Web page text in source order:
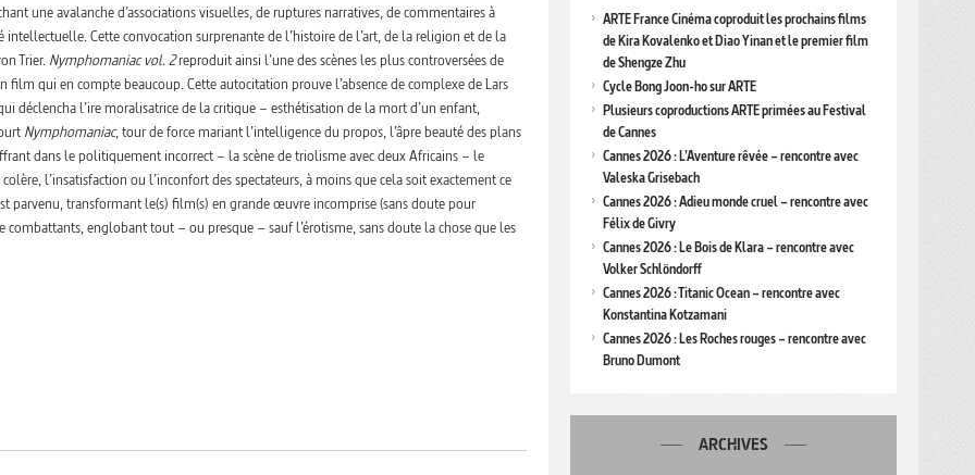
une avalanche d’associations visuelles, de ruptures narratives, de commentaires à
Cette convocation surprenante de l’histoire de l’art, de la religion et de la
Trier. Nymphomaniac vol. 2reproduit ainsi l’une des scènes les plus controversées de
qui en compte beaucoup. Cette autocitation prouve l’absence de complexe de Lars
déclencha l’ire moralisatrice de la critique – esthétisation de la mort d’un enfant,
Nymphomaniac, tour de force mariant l’intelligence du propos, l’âpre beauté des plans
dans le politiquement incorrect – la scène de triolisme avec deux Africains – le
l’insatisfaction ou l’inconfort des spectateurs, à moins que cela soit exactement ce
parvenu, transformant le(s) film(s) en grande œuvre incomprise (sans doute pour
englobant tout – ou presque – sauf l’érotisme, sans doute la chose que les
ARTE France Cinéma coproduit les prochains films
de Kira Kovalenko et Diao Yinan et le premier film
de Shengze Zhu
Cycle Bong Joon-ho sur ARTE
Plusieurs coproductions ARTE primées au Festival
de Cannes
Cannes 2026 : L’Aventure rêvée – rencontre avec
Valeska Grisebach
Cannes 2026 : Adieu monde cruel – rencontre avec
Félix de Givry
Cannes 2026 : Le Bois de Klara – rencontre avec
Volker Schlöndorff
Cannes 2026 : Titanic Ocean – rencontre avec
Konstantina Kotzamani
Cannes 2026 : Les Roches rouges – rencontre avec
Bruno Dumont
ARCHIVES